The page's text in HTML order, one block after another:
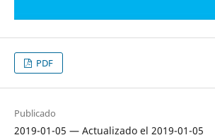
PDF
Publicado
2019-01-05 — Actualizado el 2019-01-05